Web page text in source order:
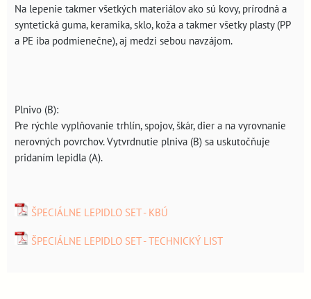
Na lepenie takmer všetkých materiálov ako sú kovy, prírodná a
syntetická guma, keramika, sklo, koža a takmer všetky plasty (PP
a PE iba podmienečne), aj medzi sebou navzájom.
Plnivo (B):
Pre rýchle vyplňovanie trhlín, spojov, škár, dier a na vyrovnanie
nerovných povrchov. Vytvrdnutie plniva (B) sa uskutočňuje
pridaním lepidla (A).
ŠPECIÁLNE LEPIDLO SET - KBÚ
ŠPECIÁLNE LEPIDLO SET - TECHNICKÝ LIST